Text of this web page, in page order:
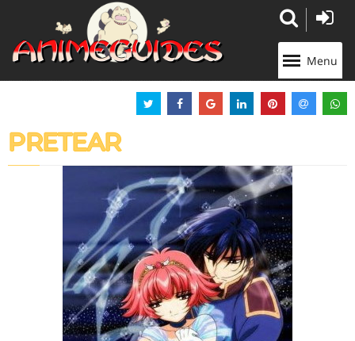
Menu
PRETEAR
Panneau de gestion des cookies